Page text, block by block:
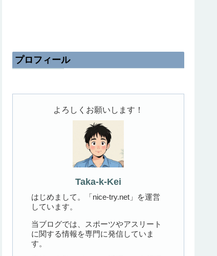
プロフィール
よろしくお願いします！
Taka-k-Kei
はじめまして。「nice-try.net」を運営
しています。
当ブログでは、スポーツやアスリート
に関する情報を専門に発信していま
す。